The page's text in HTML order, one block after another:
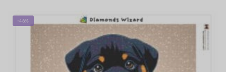
-46%